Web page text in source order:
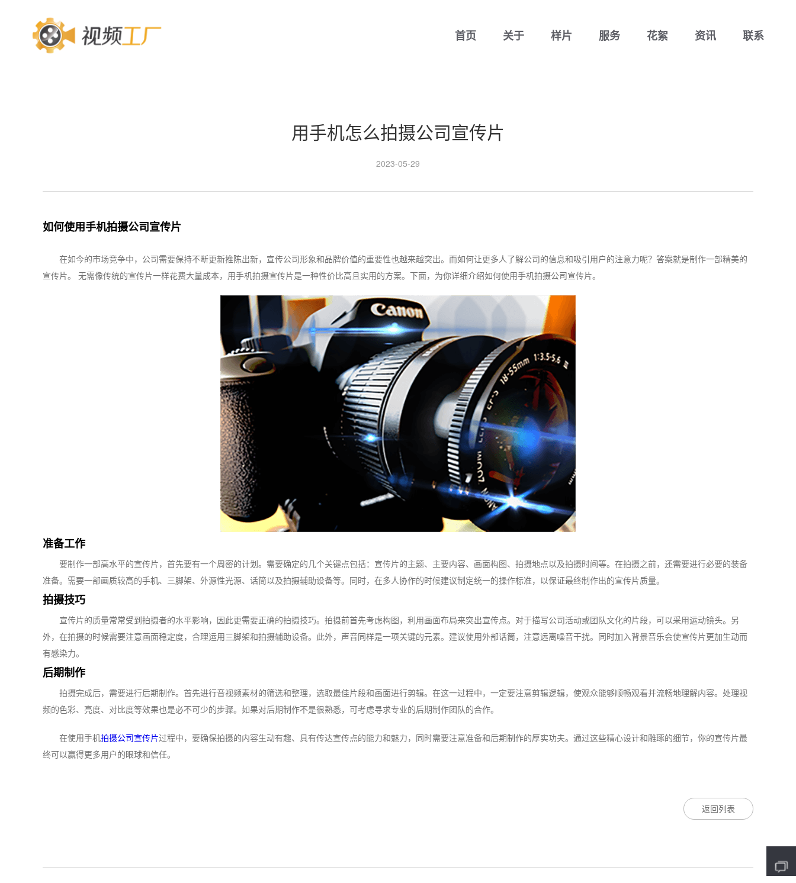
首页 关于 样片 服务 花絮 资讯 联系
用手机怎么拍摄公司宣传片
2023-05-29
如何使用手机拍摄公司宣传片
在如今的市场竞争中，公司需要保持不断更新推陈出新，宣传公司形象和品牌价值的重要性也越来越突出。而如何让更多人了解公司的信息和吸引用户的注意力呢？答案就是制作一部精美的
宣传片。 无需像传统的宣传片一样花费大量成本，用手机拍摄宣传片是一种性价比高且实用的方案。下面，为你详细介绍如何使用手机拍摄公司宣传片。
准备工作
要制作一部高水平的宣传片，首先要有一个周密的计划。需要确定的几个关键点包括：宣传片的主题、主要内容、画面构图、拍摄地点以及拍摄时间等。在拍摄之前，还需要进行必要的装备
准备。需要一部画质较高的手机、三脚架、外源性光源、话筒以及拍摄辅助设备等。同时，在多人协作的时候建议制定统一的操作标准，以保证最终制作出的宣传片质量。
拍摄技巧
宣传片的质量常常受到拍摄者的水平影响，因此更需要正确的拍摄技巧。拍摄前首先考虑构图，利用画面布局来突出宣传点。对于描写公司活动或团队文化的片段，可以采用运动镜头。另
外，在拍摄的时候需要注意画面稳定度，合理运用三脚架和拍摄辅助设备。此外，声音同样是一项关键的元素。建议使用外部话筒，注意远离噪音干扰。同时加入背景音乐会使宣传片更加生动而
有感染力。
后期制作
拍摄完成后，需要进行后期制作。首先进行音视频素材的筛选和整理，选取最佳片段和画面进行剪辑。在这一过程中，一定要注意剪辑逻辑，使观众能够顺畅观看并流畅地理解内容。处理视
频的色彩、亮度、对比度等效果也是必不可少的步骤。如果对后期制作不是很熟悉，可考虑寻求专业的后期制作团队的合作。
在使用手机拍摄公司宣传片过程中，要确保拍摄的内容生动有趣、具有传达宣传点的能力和魅力，同时需要注意准备和后期制作的厚实功夫。通过这些精心设计和雕琢的细节，你的宣传片最
终可以赢得更多用户的眼球和信任。
返回列表